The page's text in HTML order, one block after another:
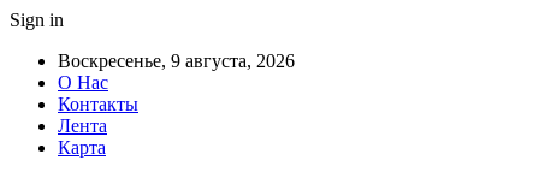
Sign in
Воскресенье, 9 августа, 2026
О Нас
Контакты
Лента
Карта